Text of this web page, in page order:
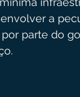
a
por parte do